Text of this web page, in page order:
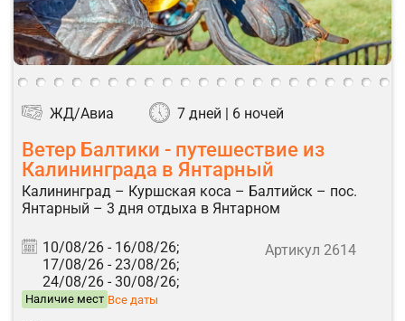
ЖД/Авиа 7 дней | 6 ночей
Ветер Балтики - путешествие из
Калининграда в Янтарный
Калининград – Куршская коса – Балтийск – пос.
Янтарный – 3 дня отдыха в Янтарном
10/08/26 - 16/08/26;
17/08/26 - 23/08/26;
24/08/26 - 30/08/26;
Наличие мест Все даты
Артикул 2614